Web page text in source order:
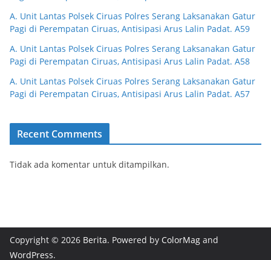
A. Unit Lantas Polsek Ciruas Polres Serang Laksanakan Gatur
Pagi di Perempatan Ciruas, Antisipasi Arus Lalin Padat. A59
A. Unit Lantas Polsek Ciruas Polres Serang Laksanakan Gatur
Pagi di Perempatan Ciruas, Antisipasi Arus Lalin Padat. A58
A. Unit Lantas Polsek Ciruas Polres Serang Laksanakan Gatur
Pagi di Perempatan Ciruas, Antisipasi Arus Lalin Padat. A57
Recent Comments
Tidak ada komentar untuk ditampilkan.
Copyright © 2026 Berita. Powered by ColorMag and
WordPress.